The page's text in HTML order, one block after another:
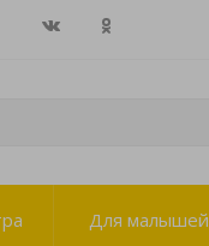
Для малышей